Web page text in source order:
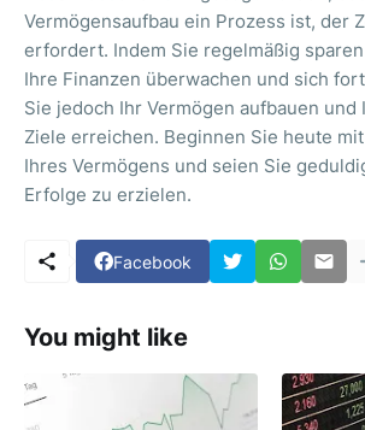
Vermögensaufbau ein Prozess ist, der
erfordert. Indem Sie regelmäßig
Ihre Finanzen überwachen und sich
Sie jedoch Ihr Vermögen aufbauen
Ziele erreichen. Beginnen Sie heute
Ihres Vermögens und seien Sie
Erfolge zu erzielen.
Facebook
You might like